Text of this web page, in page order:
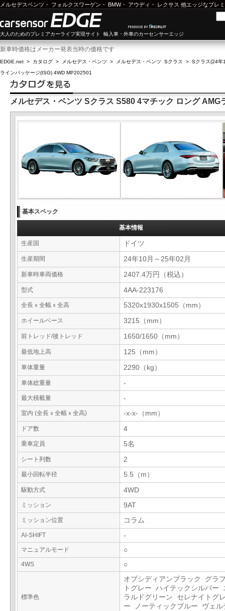
メルセデスベンツ ・ フォルクスワーゲン ・ BMW・ アウディ ・ レクサス 他エッジなプレ
大人のためのプレミアカーライフ実現サイト 輸入車・外車のカーセンサーエッジ
新車時価格はメーカー発表当時の価格です
EDGE.net > カタログ > メルセデス・ベンツ > メルセデス・ベンツ Sクラス > Sクラス(24年
ラインパッケージ(ISG) 4WD MP202501
メルセデス・ベンツ Sクラス S580 4マチック ロング
基本スペック
基本情報
生産国 ドイツ
生産期間 24年10月～25年02月
新車時車両価格 2407.4万円（税込）
型式 4AA-223176
全長ｘ全幅ｘ全高 5320x1930x1505（mm）
ホイールベース 3215（mm）
前トレッド/後トレッド 1650/1650（mm）
最低地上高 125（mm）
車体重量 2290（kg）
車体総重量 -
最大積載量 -
室内 (全長ｘ全幅ｘ全高) -x-x-（mm）
ドア数 4
乗車定員 5名
シート列数 2
最小回転半径 5.5（m）
駆動方式 4WD
ミッション 9AT
ミッション位置 コラム
AI-SHIFT -
マニュアルモード ○
4WS ○
標準色
オブシディアンブラック グラ
トグレー ハイテックシルバー
ラルドグリーン セレナイトグ
ー ノーティックブルー ヴェル